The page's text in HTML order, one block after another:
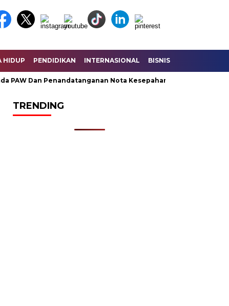
HIDUP PENDIDIKAN INTERNASIONAL BISNIS
Dan Penandatanganan Nota Kesepahaman KUA – PPAS
TRENDING